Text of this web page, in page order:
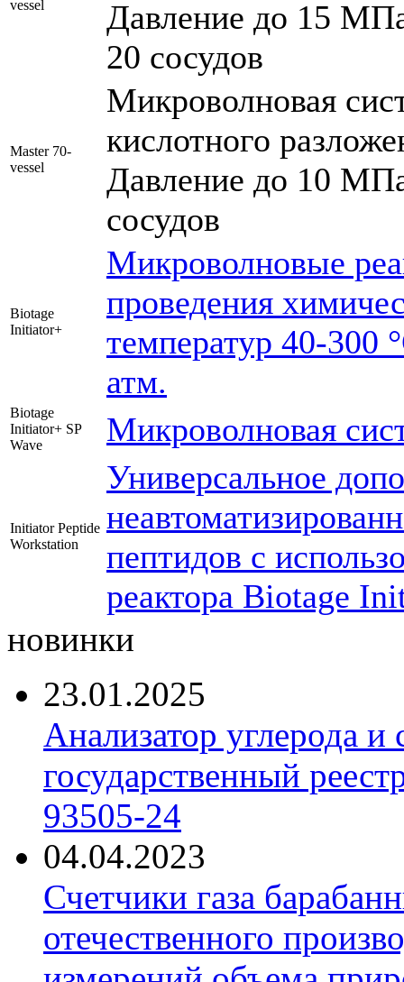
vessel
Давление до 15
20 сосудов
Master 70-
vessel
Микроволновая
кислотного
Давление до 10
сосудов
Biotage
Initiator+
Микроволновые
проведения
температур 40-300
атм.
Biotage
Initiator+ SP
Wave
Микроволновая
Initiator Peptide
Workstation
Универсальное
пептидов с
реактора Biotage
новинки
23.01.2025
Анализатор углерода
государственный
93505-24
04.04.2023
Счетчики газа
отечественного